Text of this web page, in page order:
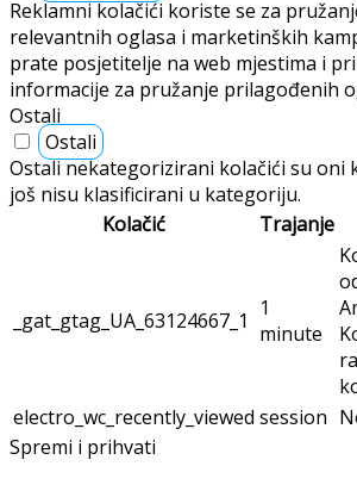
Reklamni kolačići koriste se za
relevantnih oglasa i marketinških
prate posjetitelje na web mjestima i
informacije za pružanje prilagođenih
Ostali
Ostali
Ostali nekategorizirani kolačići su oni
još nisu klasificirani u kategoriju.
Kolačić
Trajanje
_gat_gtag_UA_63124667_1
1
minute
electro_wc_recently_viewed session
Spremi i prihvati